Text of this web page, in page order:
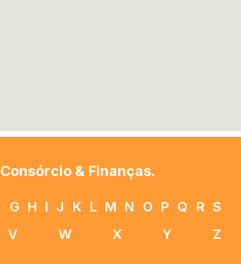
& Finanças.
G H I J K L M N O P Q R S
V W X Y Z